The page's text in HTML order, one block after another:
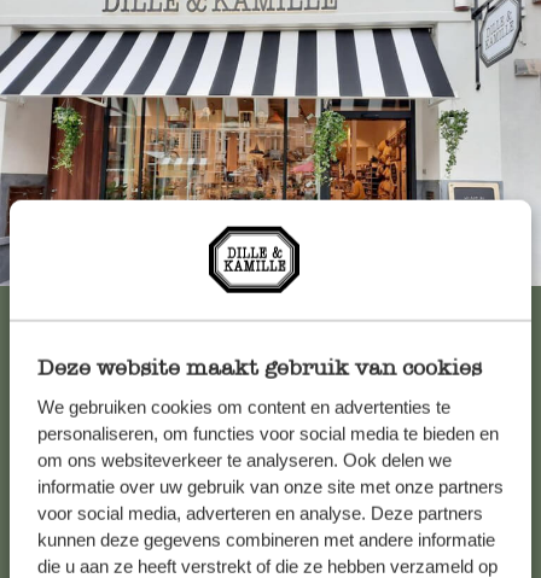
Deze website maakt gebruik van cookies
We gebruiken cookies om content en advertenties te
personaliseren, om functies voor social media te bieden en
om ons websiteverkeer te analyseren. Ook delen we
informatie over uw gebruik van onze site met onze partners
voor social media, adverteren en analyse. Deze partners
kunnen deze gegevens combineren met andere informatie
die u aan ze heeft verstrekt of die ze hebben verzameld op
Immer in der Nähe
Kundenservice/Hilfe
Falls Sie Fragen haben oder Tipps und Hilfe brauchen, wenden
Sie sich bitte an unseren Kundenservice. Oder lesen Sie hier
die Antworten aufhäufig gestellte Fragen.